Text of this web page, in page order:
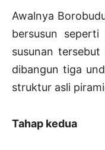
Awalnya
bersusun seperti
susunan
dibangun tiga
struktur asli
Tahap kedua